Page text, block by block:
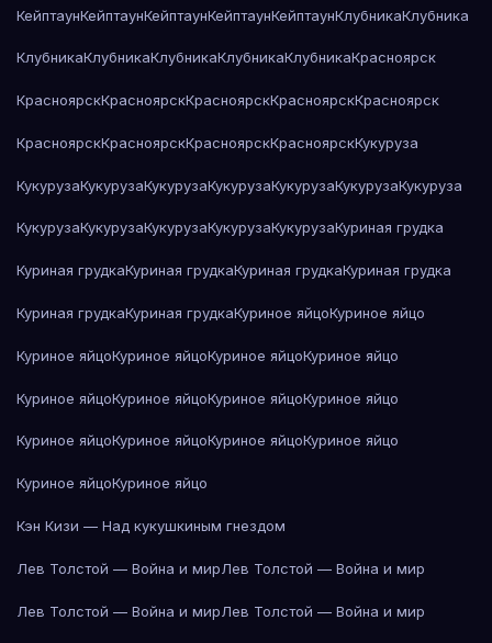
КейптаунКейптаунКейптаунКейптаунКейптаунКлубникаКлубника
КлубникаКлубникаКлубникаКлубникаКлубникаКрасноярск
КрасноярскКрасноярскКрасноярскКрасноярскКрасноярск
КрасноярскКрасноярскКрасноярскКрасноярскКукуруза
КукурузаКукурузаКукурузаКукурузаКукурузаКукурузаКукуруза
КукурузаКукурузаКукурузаКукурузаКукурузаКуриная грудка
Куриная грудкаКуриная грудкаКуриная грудкаКуриная грудка
Куриная грудкаКуриная грудкаКуриное яйцоКуриное яйцо
Куриное яйцоКуриное яйцоКуриное яйцоКуриное яйцо
Куриное яйцоКуриное яйцоКуриное яйцоКуриное яйцо
Куриное яйцоКуриное яйцоКуриное яйцоКуриное яйцо
Куриное яйцоКуриное яйцо
Кэн Кизи — Над кукушкиным гнездом
Лев Толстой — Война и мирЛев Толстой — Война и мир
Лев Толстой — Война и мирЛев Толстой — Война и мир